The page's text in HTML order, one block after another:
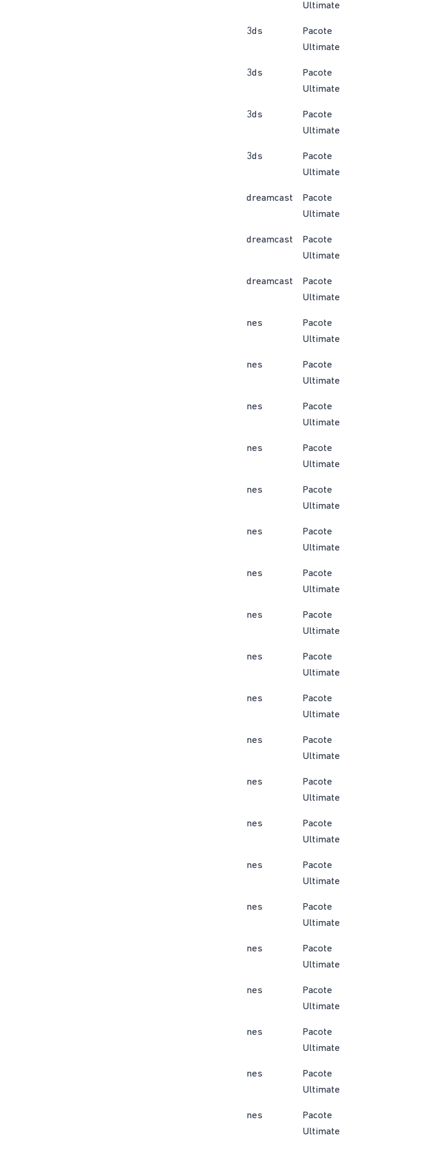
Ultimate
3ds
Pacote
Ultimate
3ds
Pacote
Ultimate
3ds
Pacote
Ultimate
3ds
Pacote
Ultimate
dreamcast
Pacote
Ultimate
dreamcast
Pacote
Ultimate
dreamcast
Pacote
Ultimate
nes
Pacote
Ultimate
nes
Pacote
Ultimate
nes
Pacote
Ultimate
nes
Pacote
Ultimate
nes
Pacote
Ultimate
nes
Pacote
Ultimate
nes
Pacote
Ultimate
nes
Pacote
Ultimate
nes
Pacote
Ultimate
nes
Pacote
Ultimate
nes
Pacote
Ultimate
nes
Pacote
Ultimate
nes
Pacote
Ultimate
nes
Pacote
Ultimate
nes
Pacote
Ultimate
nes
Pacote
Ultimate
nes
Pacote
Ultimate
nes
Pacote
Ultimate
nes
Pacote
Ultimate
nes
Pacote
Ultimate